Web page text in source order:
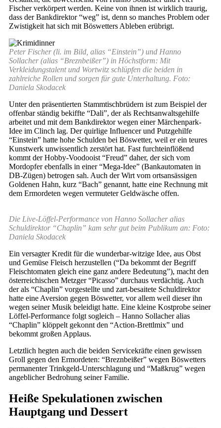
Fischer verkörpert werden. Keine von ihnen ist wirklich traurig,
dass der Bankdirektor “weg” ist, denn so manches Problem oder
Zwistigkeit hat sich mit Böswetters Ableben erübrigt.
Peter Fischer (li. im Bild, alias “Einstein”) und Hanno
Sollacher (alias “Breznbeißer”) in Höchstform: Mit
Verkleidungstalent und Wortwitz schlüpfen die beiden in
zahlreiche Rollen und sorgen für gute Unterhaltung. Foto:
Daniela Skodacek
Unter den präsentierten Stammtischbrüdern ist zum Beispiel der
offenbar ständig bekiffte “Dali”, der als Rechtsanwaltsgehilfe
arbeitet und mit dem Bankdirektor wegen einer Märchenpark-
Idee im Clinch lag. Der quirlige Influencer und Putzgehilfe
“Einstein” hatte hohe Schulden bei Böswetter, weil er ein teures
Kunstwerk unwissentlich zerstört hat. Fast furchteinflößend
kommt der Hobby-Voodooist “Freud” daher, der sich vom
Mordopfer ebenfalls in einer “Mega-Idee” (Bankautomaten in
DB-Zügen) betrogen sah. Auch der Wirt vom ortsansässigen
Goldenen Hahn, kurz “Bach” genannt, hatte eine Rechnung mit
dem Ermordeten wegen vermuteter Geldwäsche offen.
Die Live-Löffel-Performance von Hanno Sollacher alias
Schuldirektor “Chaplin” kam sehr gut beim Publikum an: Foto:
Daniela Skodacek
Ein versagter Kredit für die wunderbar-witzige Idee, aus Obst
und Gemüse Fleisch herzustellen (“Da bekommt der Begriff
Fleischtomaten gleich eine ganz andere Bedeutung”), macht den
österreichischen Metzger “Picasso” durchaus verdächtig. Auch
der als “Chaplin” vorgestellte und zart-besaitete Schuldirektor
hatte eine Aversion gegen Böswetter, vor allem weil dieser ihn
wegen seiner Musik beleidigt hatte. Eine kleine Kostprobe seiner
Löffel-Performance folgt sogleich – Hanno Sollacher alias
“Chaplin” klöppelt gekonnt den “Action-Brettlmix” und
bekommt großen Applaus.
Letztlich hegten auch die beiden Servicekräfte einen gewissen
Groll gegen den Ermordeten: “Breznbeißer” wegen Böswetters
permanenter Trinkgeld-Unterschlagung und “Maßkrug” wegen
angeblicher Bedrohung seiner Familie.
Heiße Spekulationen zwischen
Hauptgang und Dessert